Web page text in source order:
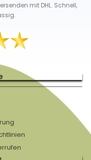
mit DHL. Schnell,